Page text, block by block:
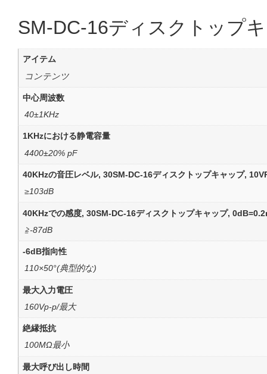
SM-DC-16ディスクトップ
アイテム
コンテンツ
中心周波数
40±1KHz
1KHzにおける静電容量
4400±20% pF
40KHzの音圧レベル, 30SM-DC-16ディスクトップキャップ,
≥103dB
40KHzでの感度, 30SM-DC-16ディスクトップキャップ,
≧-87dB
-6dB指向性
110×50°(典型的な)
最大入力電圧
160Vp-p/最大
絶縁抵抗
100MΩ最小
最大呼び出し時間